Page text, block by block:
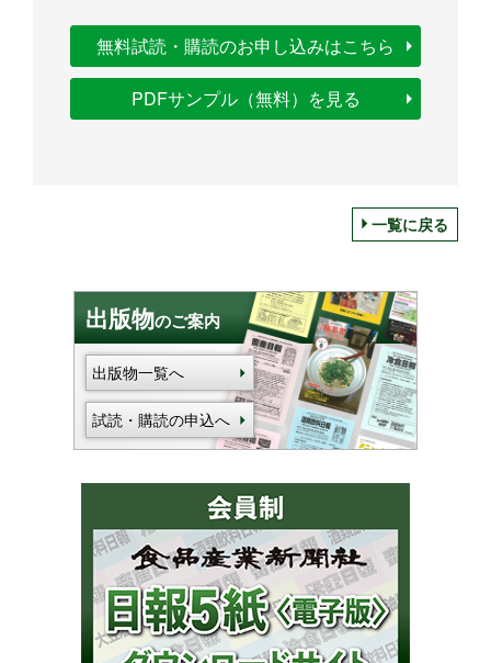
無料試読・購読のお申し込みはこちら
PDFサンプル（無料）を見る
一覧に戻る
出版物のご案内
出版物一覧へ
試読・購読の申込へ